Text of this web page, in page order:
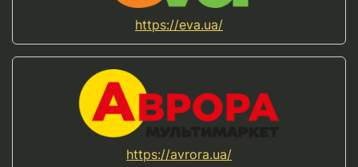
https://eva.ua/
https://avrora.ua/